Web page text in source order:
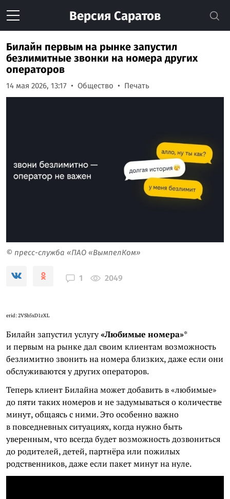
Версия Саратов
Билайн первым на рынке запустил
безлимитные звонки на номера других
операторов
14 мая 2026, 13:17 Общество Печать
© пресс-служба «ПАО «ВымпелКом»
1 2049
erid: 2VSb5xD1zXL
Билайн запустил услугу«Любимые номера»*
и первым на рынке дал своим клиентам возможность
безлимитно звонить на номера близких, даже если они
обслуживаются у других операторов.
Теперь клиент Билайна может добавить в «любимые»
до пяти таких номеров и не задумываться о количестве
минут, общаясь с ними. Это особенно важно
в повседневных ситуациях, когда нужно быть
уверенным, что всегда будет возможность дозвониться
до родителей, детей, партнёра или пожилых
родственников, даже если пакет минут на нуле.